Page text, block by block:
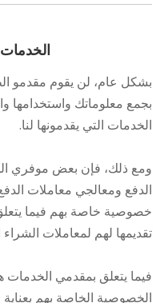
بشكل عام، لن يقوم مقدمو
بجمع معلوماتك واستخدامها
الخدمات التي يقدمونها لنا.
ومع ذلك، فإن بعض موفري
الدفع ومعالجي معاملات
خصوصية خاصة بهم فيما يتعلق
تقديمها لهم لمعاملات
فيما يتعلق بمقدمي
الخصوصية الخاصة بهم